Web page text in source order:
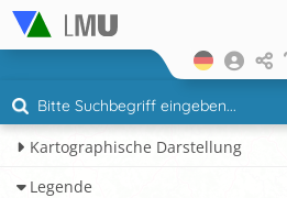
Kartographische Darstellung
Legende